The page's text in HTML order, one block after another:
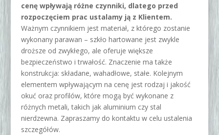
cenę wpływają różne czynniki, dlatego przed
rozpoczęciem prac ustalamy ją z Klientem.
Ważnym czynnikiem jest materiał, z którego zostanie
wykonany parawan – szkło hartowane jest zwykle
droższe od zwykłego, ale oferuje większe
bezpieczeństwo i trwałość. Znaczenie ma także
konstrukcja: składane, wahadłowe, stałe. Kolejnym
elementem wpływającym na cenę jest rodzaj i jakość
okuć oraz profilów, które mogą być wykonane z
różnych metali, takich jak aluminium czy stal
nierdzewna. Zapraszamy do kontaktu w celu ustalenia
szczegółów.